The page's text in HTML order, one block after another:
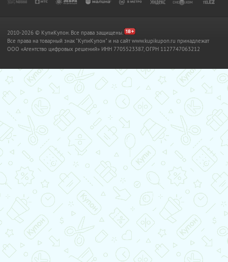
2010-2026 © КупиКупон. Все права защищены.
Все права на товарный знак "КупиКупон" и на сайт www.kupikupon.ru принадлежат
OOO «Агентство цифровых решений» ИНН 7705523387, ОГРН 1127747063212